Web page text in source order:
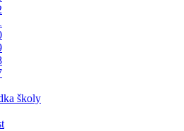
školy